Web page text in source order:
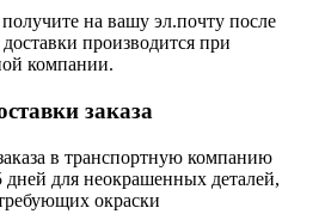
на вашу эл.почту после
производится при
компании.
заказа
в транспортную компанию
дней для неокрашенных деталей,
окраски